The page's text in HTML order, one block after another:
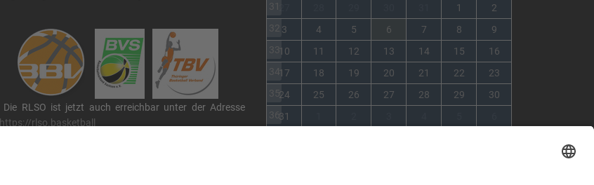
Die RLSO ist jetzt auch erreichbar unter der Adresse
https://rlso.basketball
31
1
2
32 3 4 5 6 7 8
9
3310 11 12 13 14 15
16
3417 18 19 20 21 22
23
3524 25 26 27 28 29
30
3631